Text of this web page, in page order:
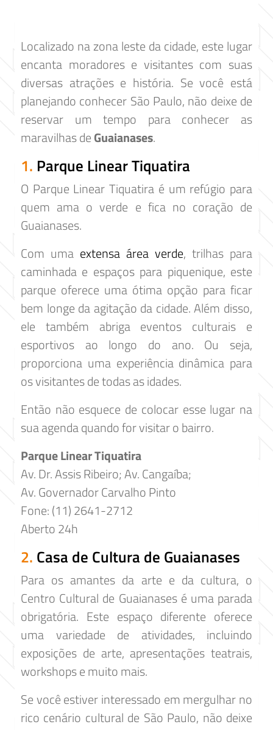
Localizado na zona leste da cidade, este lugar
encanta moradores e visitantes com suas
diversas atrações e história. Se você está
planejando conhecer São Paulo, não deixe de
reservar um tempo para conhecer as
maravilhas deGuaianases.
1. Parque Linear Tiquatira
O Parque Linear Tiquatira é um refúgio para
quem ama o verde e fica no coração de
Guaianases.
Com uma extensa área verde, trilhas para
caminhada e espaços para piquenique, este
parque oferece uma ótima opção para ficar
bem longe da agitação da cidade. Além disso,
ele também abriga eventos culturais e
esportivos ao longo do ano. Ou seja,
proporciona uma experiência dinâmica para
os visitantes de todas as idades.
Então não esquece de colocar esse lugar na
sua agenda quando for visitar o bairro.
Parque Linear Tiquatira
Av. Dr. Assis Ribeiro; Av. Cangaíba;
Av. Governador Carvalho Pinto
Fone: (11) 2641-2712
Aberto 24h
2. Casa de Cultura de Guaianases
Para os amantes da arte e da cultura, o
Centro Cultural de Guaianases é uma parada
obrigatória. Este espaço diferente oferece
uma variedade de atividades, incluindo
exposições de arte, apresentações teatrais,
workshops e muito mais.
Se você estiver interessado em mergulhar no
rico cenário cultural de São Paulo, não deixe